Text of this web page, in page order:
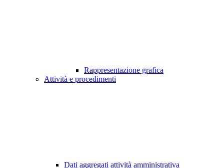
Rappresentazione grafica
Attività e procedimenti
Dati aggregati attività amministrativa